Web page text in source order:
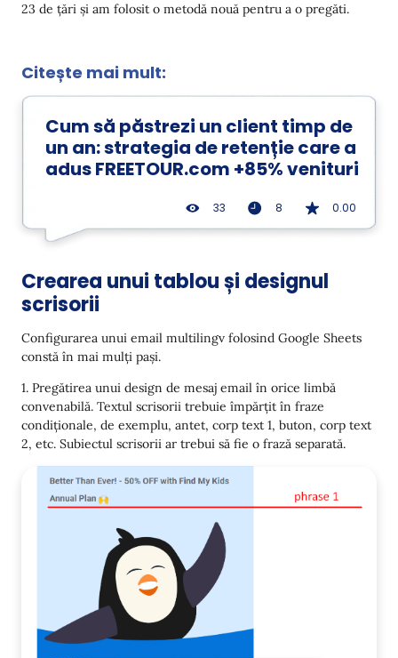
23 de țări și am folosit o metodă nouă pentru a o pregăti.
Citește mai mult:
Cum să păstrezi un client timp de
un an: strategia de retenție care a
adus FREETOUR.com +85% venituri
33 8 0.00
Crearea unui tablou și designul
scrisorii
Configurarea unui email multilingv folosind Google Sheets
constă în mai mulți pași.
1. Pregătirea unui design de mesaj email în orice limbă
convenabilă. Textul scrisorii trebuie împărțit în fraze
condiționale, de exemplu, antet, corp text 1, buton, corp text
2, etc. Subiectul scrisorii ar trebui să fie o frază separată.